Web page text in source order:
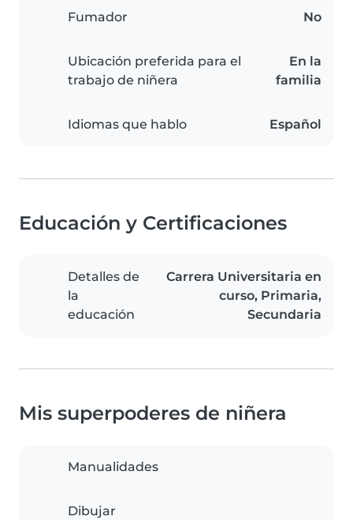
Fumador No
Ubicación preferida para el
trabajo de niñera
En la
familia
Idiomas que hablo Español
Educación y Certificaciones
Detalles de
la
educación
Carrera Universitaria en
curso, Primaria,
Secundaria
Mis superpoderes de niñera
Manualidades
Dibujar